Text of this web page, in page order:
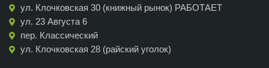
ул. Клочковская 30 (книжный рынок) РАБОТАЕТ
ул. 23 Августа 6
пер. Классический
ул. Клочковская 28 (райский уголок)